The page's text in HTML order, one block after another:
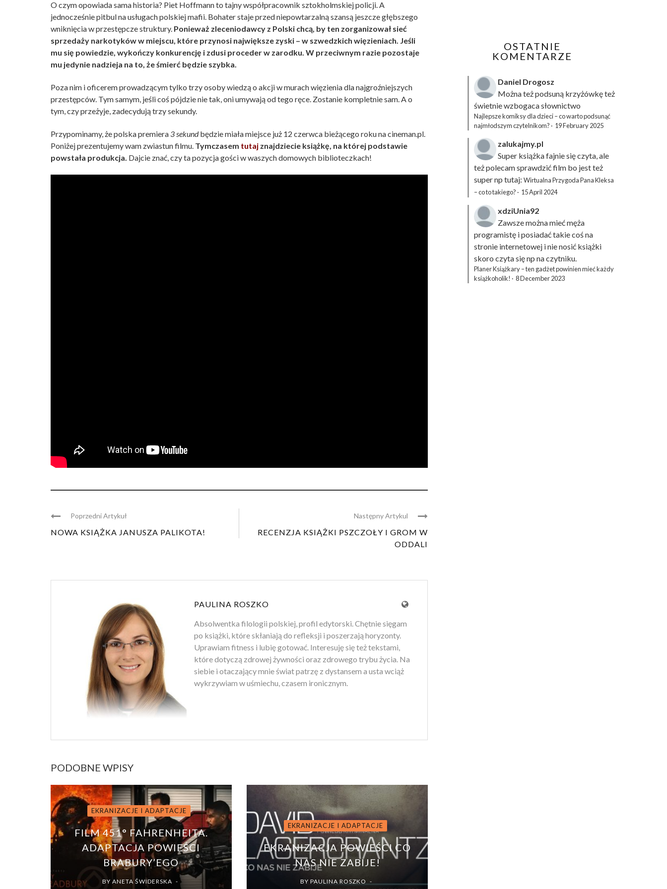
O czym opowiada sama historia? Piet Hoffmann to tajny współpracownik sztokholmskiej policji. A
jednocześnie pitbul na usługach polskiej mafii. Bohater staje przed niepowtarzalną szansą jeszcze głębszego
wniknięcia w przestępcze struktury. Ponieważ zleceniodawcy z Polski chcą, by ten zorganizował sieć
sprzedaży narkotyków w miejscu, które przynosi największe zyski – w szwedzkich więzieniach. Jeśli
mu się powiedzie, wykończy konkurencję i zdusi proceder w zarodku. W przeciwnym razie pozostaje
mu jedynie nadzieja na to, że śmierć będzie szybka.
Poza nim i oficerem prowadzącym tylko trzy osoby wiedzą o akcji w murach więzienia dla najgroźniejszych
przestępców. Tym samym, jeśli coś pójdzie nie tak, oni umywają od tego ręce. Zostanie kompletnie sam. A o
tym, czy przeżyje, zadecydują trzy sekundy.
Przypominamy, że polska premiera 3 sekundbędzie miała miejsce już 12 czerwca bieżącego roku na cineman.pl.
Poniżej prezentujemy wam zwiastun filmu. Tymczasem tutaj znajdziecie książkę, na której podstawie
powstała produkcja. Dajcie znać, czy ta pozycja gości w waszych domowych biblioteczkach!
Poprzedni Artykuł
NOWA KSIĄŻKA JANUSZA PALIKOTA!
Następny Artykul
RECENZJA KSIĄŻKI PSZCZOŁY I GROM W
ODDALI
PAULINA ROSZKO
Absolwentka filologii polskiej, profil edytorski. Chętnie sięgam
po książki, które skłaniają do refleksji i poszerzają horyzonty.
Uprawiam fitness i lubię gotować. Interesuję się też tekstami,
które dotyczą zdrowej żywności oraz zdrowego trybu życia. Na
siebie i otaczający mnie świat patrzę z dystansem a usta wciąż
wykrzywiam w uśmiechu, czasem ironicznym.
PODOBNE WPISY
EKRANIZACJE I ADAPTACJE
FILM 451° FAHRENHEITA.
ADAPTACJA POWIEŚCI
BRABURY’EGO
BY ANETA ŚWIDERSKA
EKRANIZACJE I ADAPTACJE
EKRANIZACJA POWIEŚCI CO
NAS NIE ZABIJE!
BYPAULINA ROSZKO
OSTATNIE
KOMENTARZE
Daniel Drogosz
Można też podsuną krzyżówkęteż
świetnie wzbogaca słownictwo
Najlepsze komiksy dla dzieci – co warto podsunąć
najmłodszym czytelnikom? · 19 February 2025
zalukajmy.pl
Super książka fajnie się czyta, ale
też polecam sprawdzić film bo jest też
super np tutaj: Wirtualna Przygoda Pana Kleksa
– co to takiego? · 15 April 2024
xdziUnia92
Zawsze można mieć męża
programistę i posiadać takie coś na
stronie internetowej i nie nosić książki
skoro czyta się np na czytniku.
Planer Książkary – ten gadżet powinien mieć każdy
książkoholik! · 8 December 2023